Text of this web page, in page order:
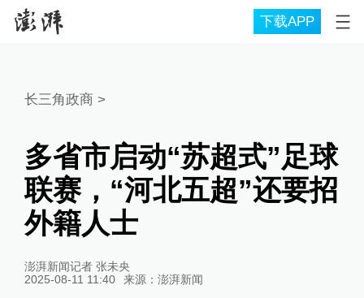
下载APP
长三角政商 >
多省市启动“苏超式”足球
联赛，“河北五超”还要招
外籍人士
澎湃新闻记者 张未央
2025-08-11 11:40
来源： 澎湃新闻